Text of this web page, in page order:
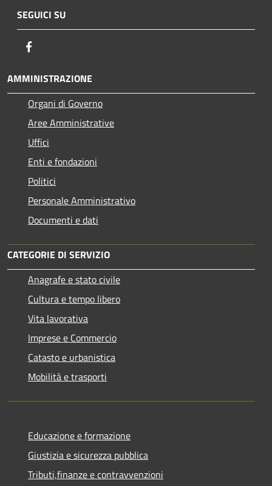
SEGUICI SU
AMMINISTRAZIONE
Organi di Governo
Aree Amministrative
Uffici
Enti e fondazioni
Politici
Personale Amministrativo
Documenti e dati
CATEGORIE DI SERVIZIO
Anagrafe e stato civile
Cultura e tempo libero
Vita lavorativa
Imprese e Commercio
Catasto e urbanistica
Mobilità e trasporti
Educazione e formazione
Giustizia e sicurezza pubblica
Tributi,finanze e contravvenzioni